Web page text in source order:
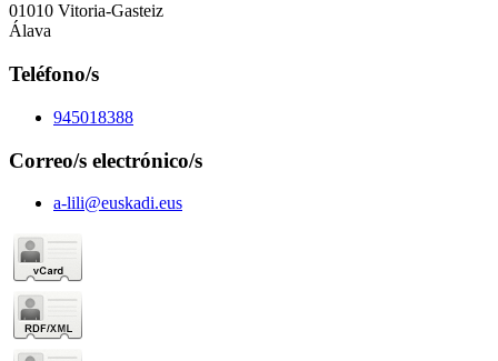
01010 Vitoria-Gasteiz
Álava
Teléfono/s
945018388
Correo/s electrónico/s
a-lili@euskadi.eus